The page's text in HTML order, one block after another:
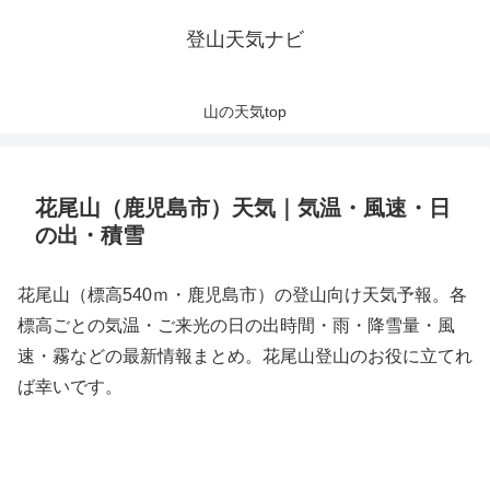
登山天気ナビ
山の天気top
花尾山（鹿児島市）天気｜気温・風速・日
の出・積雪
花尾山（標高540ｍ・鹿児島市）の登山向け天気予報。各
標高ごとの気温・ご来光の日の出時間・雨・降雪量・風
速・霧などの最新情報まとめ。花尾山登山のお役に立てれ
ば幸いです。